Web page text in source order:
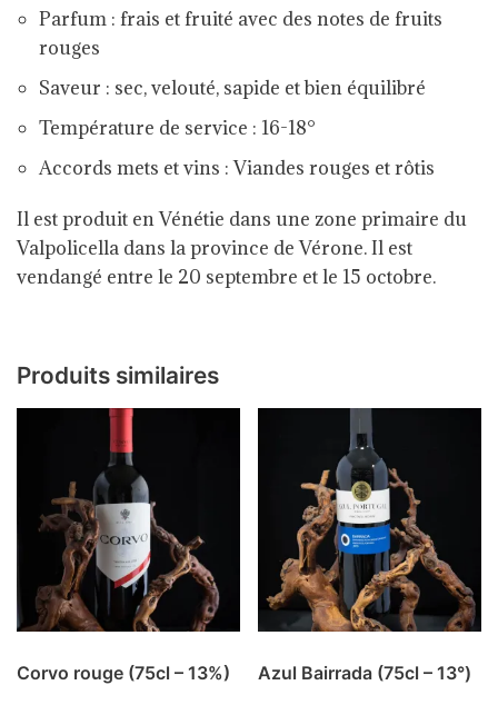
Parfum : frais et fruité avec des notes de fruits
rouges
Saveur : sec, velouté, sapide et bien équilibré
Température de service : 16-18°
Accords mets et vins : Viandes rouges et rôtis
Il est produit en Vénétie dans une zone primaire du
Valpolicella dans la province de Vérone. Il est
vendangé entre le 20 septembre et le 15 octobre.
Produits similaires
Corvo rouge (75cl – 13%) Azul Bairrada (75cl – 13°)